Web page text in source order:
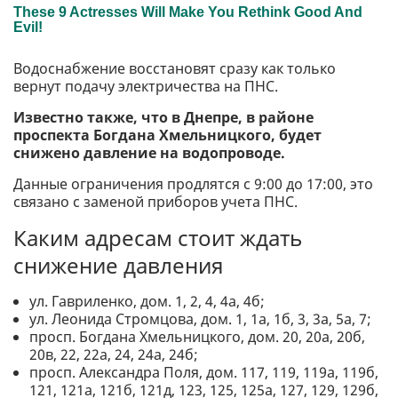
Водоснабжение восстановят сразу как только
вернут подачу электричества на ПНС.
Известно также, что в Днепре, в районе
проспекта Богдана Хмельницкого, будет
снижено давление на водопроводе.
Данные ограничения продлятся с 9:00 до 17:00, это
связано с заменой приборов учета ПНС.
Каким адресам стоит ждать
снижение давления
ул. Гавриленко, дом. 1, 2, 4, 4а, 4б;
ул. Леонида Стромцова, дом. 1, 1а, 1б, 3, 3а, 5а, 7;
просп. Богдана Хмельницкого, дом. 20, 20а, 20б,
20в, 22, 22а, 24, 24а, 24б;
просп. Александра Поля, дом. 117, 119, 119а, 119б,
121, 121а, 121б, 121д, 123, 125, 125а, 127, 129, 129б,